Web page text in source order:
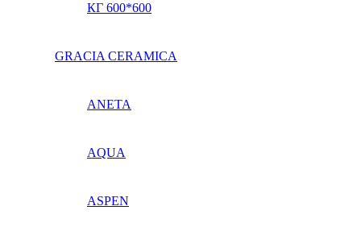
КГ 600*600
GRACIA CERAMICA
ANETA
AQUA
ASPEN